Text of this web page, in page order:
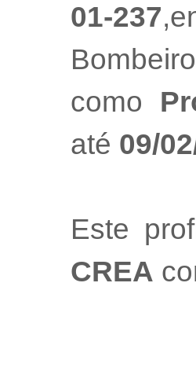
01-237
como
até 09/
Este
CREA